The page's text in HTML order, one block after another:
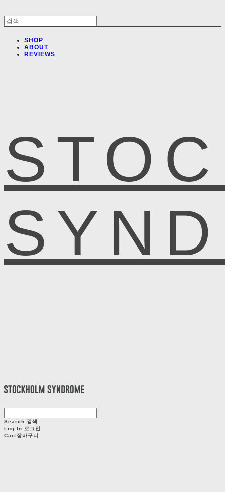
SHOP
ABOUT
REVIEWS
Search 검색
Log In 로그인
Cart장바구니